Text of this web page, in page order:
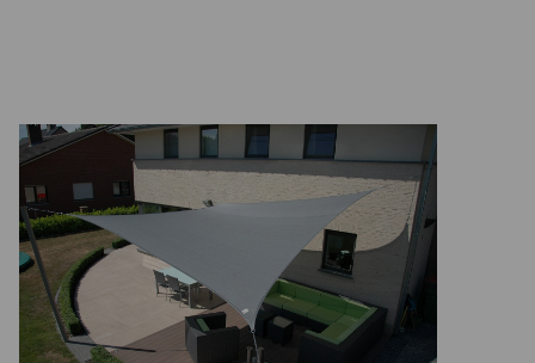
REALIZÁCIE V ČR